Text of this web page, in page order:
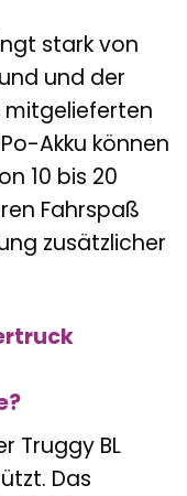
stark von
und der
mitgelieferten
Akku können
10 bis 20
Fahrspaß
zusätzlicher
Truggy BL
Das